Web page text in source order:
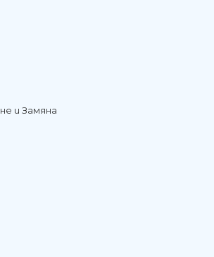
и Замяна